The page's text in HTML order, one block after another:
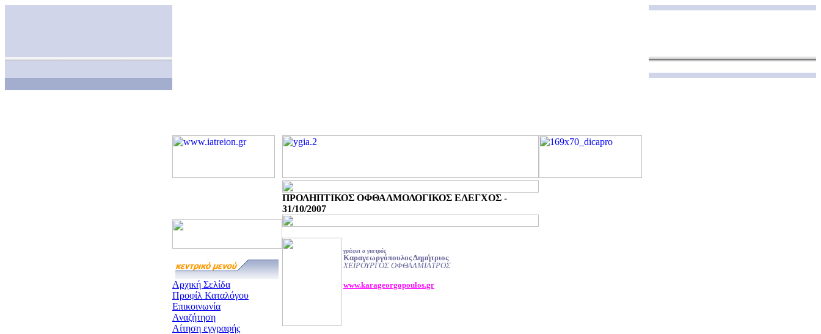
Αρχική Σελίδα
Προφίλ Καταλόγου
Επικοινωνία
Αναζήτηση
Αίτηση εγγραφής
ΠΡΟΛΗΠΤΙΚΟΣ ΟΦΘΑΛΜΟΛΟΓΙΚΟΣ ΕΛΕΓΧΟΣ -
31/10/2007
γράφει ο γιατρός
Καραγεωργόπουλος Δημήτριος
ΧΕΙΡΟΥΡΓΟΣ ΟΦΘΑΛΜΙΑΤΡΟΣ
www.karageorgopoulos.gr